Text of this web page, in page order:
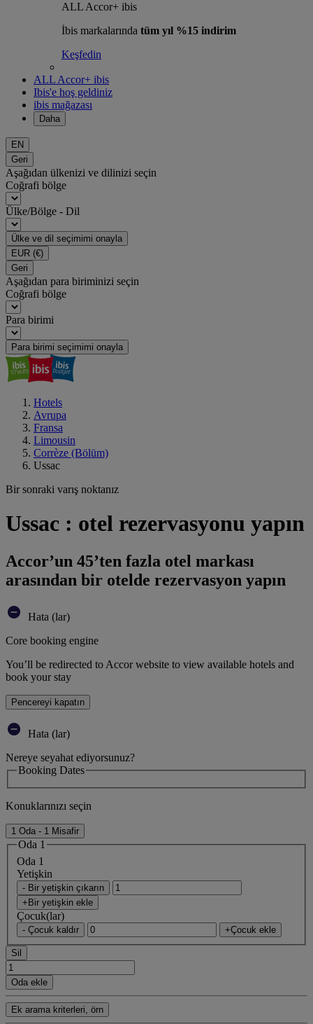
ALL Accor+ ibis
İbis markalarında tüm yıl %15 indirim
Keşfedin
ALL Accor+ ibis
Ibis'e hoş geldiniz
ibis mağazası
Daha
EN
Geri
Aşağıdan ülkenizi ve dilinizi seçin
Coğrafi bölge
Ülke/Bölge - Dil
Ülke ve dil seçimimi onayla
EUR (€)
Geri
Aşağıdan para biriminizi seçin
Coğrafi bölge
Para birimi
Para birimi seçimimi onayla
Hotels
Avrupa
Fransa
Limousin
Corrèze (Bölüm)
Ussac
Bir sonraki varış noktanız
Ussac : otel rezervasyonu yapın
Accor’un 45’ten fazla otel markası
arasından bir otelde rezervasyon yapın
Hata (lar)
Core booking engine
You’ll be redirected to Accor website to view available hotels and
book your stay
Pencereyi kapatın
Hata (lar)
Nereye seyahat ediyorsunuz?
Booking Dates
Konuklarınızı seçin
1 Oda - 1 Misafir
Oda 1
Oda 1
Yetişkin
- Bir yetişkin çıkarın
+Bir yetişkin ekle
Çocuk(lar)
- Çocuk kaldır +Çocuk ekle
Sil
Oda ekle
Ek arama kriterleri, örn